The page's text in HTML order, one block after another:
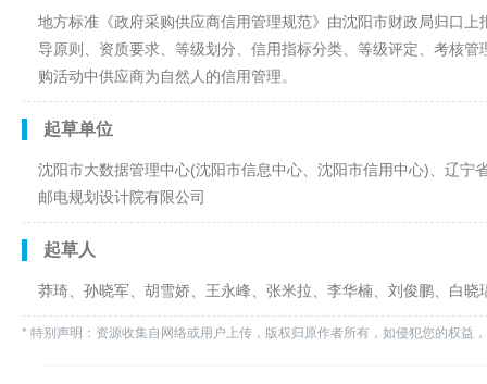
地方标准《政府采购供应商信用管理规范》由沈阳市财政局归口
导原则、资质要求、等级划分、信用指标分类、等级评定、考核
购活动中供应商为自然人的信用管理。
起草单位
沈阳市大数据管理中心(沈阳市信息中心、沈阳市信用中心)、辽
邮电规划设计院有限公司
起草人
莽琦、孙晓军、胡雪娇、王永峰、张米拉、李华楠、刘俊鹏、白
* 特别声明：资源收集自网络或用户上传，版权归原作者所有，如侵犯您的权益